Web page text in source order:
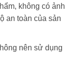
không có ảnh
an toàn của sản
nên sử dụng